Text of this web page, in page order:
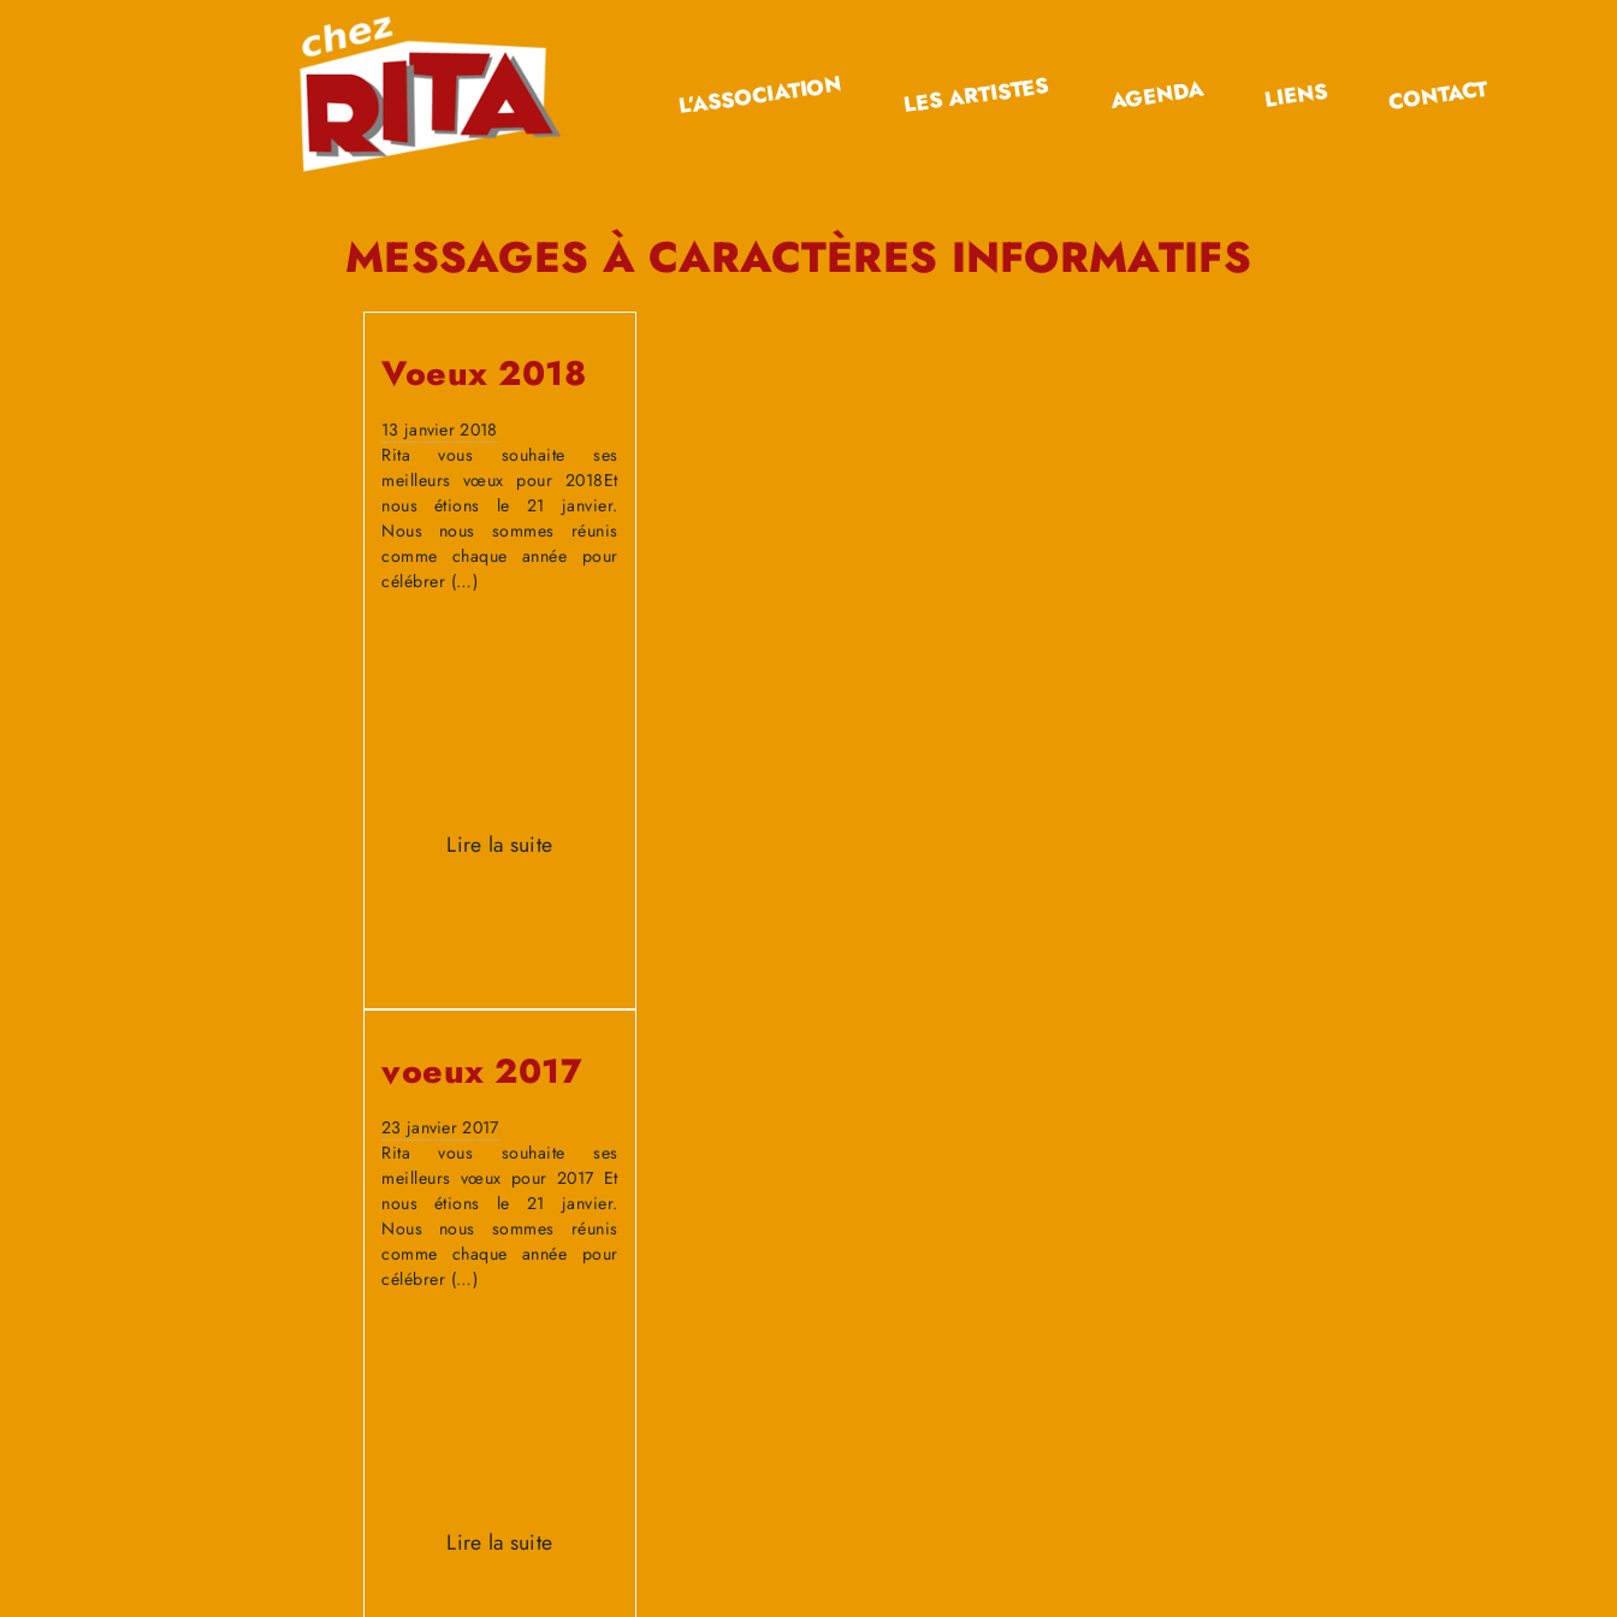
L’ASSOCIATION LES ARTISTES AGENDA LIENS CONTACT
MESSAGES À CARACTÈRES INFORMATIFS
Voeux 2018
13 janvier 2018
Rita vous souhaite ses
meilleurs vœux pour 2018Et
nous étions le 21 janvier.
Nous nous sommes réunis
comme chaque année pour
célébrer (…)
Lire la suite
voeux 2017
23 janvier 2017
Rita vous souhaite ses
meilleurs vœux pour 2017 Et
nous étions le 21 janvier.
Nous nous sommes réunis
comme chaque année pour
célébrer (…)
Lire la suite